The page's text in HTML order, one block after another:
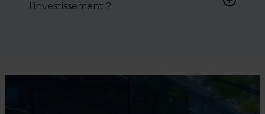
conditions de vente.
l’investissement ?
l’évaluation et la valorisation